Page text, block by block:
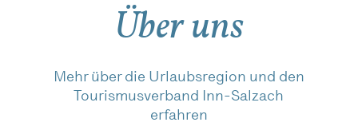
Über uns
Mehr über die Urlaubsregion und den
Tourismusverband Inn-Salzach
erfahren